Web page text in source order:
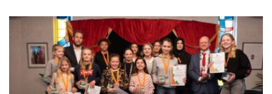
Vorig uur
Volgend uur